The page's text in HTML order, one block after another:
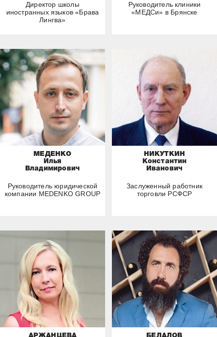
Директор школы
иностранных языков «Брава
Лингва»
Руководитель клиники
«МЕДСи» в Брянске
МЕДЕНКО
Илья
Владимирович
Руководитель юридической
компании MEDENKO GROUP
НИКУТКИН
Константин
Иванович
Заслуженный работник
торговли РСФСР
АРЖАНЦЕВА БЕЛАЛОВ